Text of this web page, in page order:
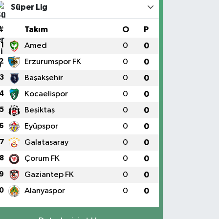
Süper Lig
Takım O P
1 Amed 0 0
Erzurumspor FK 0 0
3 Başakşehir 0 0
Kocaelispor 0 0
5 Beşiktaş 0 0
Eyüpspor 0 0
7 Galatasaray 0 0
8 Çorum FK 0 0
Gaziantep FK 0 0
Alanyaspor 0 0